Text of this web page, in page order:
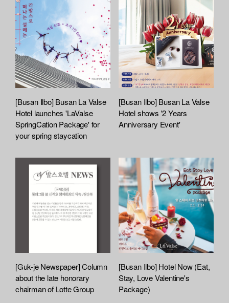
d
L
i
t
[Busan Ilbo] Busan La Valse
Hotel launches 'LaValse
SpringCation Package' for
your spring staycation
[Busan Ilbo] Busan La Valse
Hotel shows '2 Years
Anniversary Event'
[Guk-je Newspaper] Column
about the late honorary
chairman of Lotte Group
[Busan Ilbo] Hotel Now (Eat,
Stay, Love Valentine's
Package)